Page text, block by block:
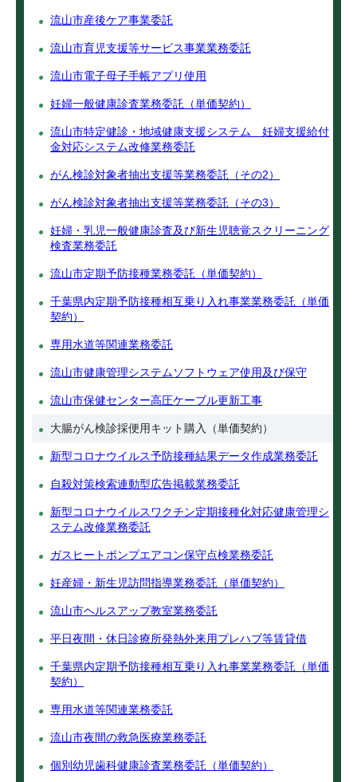
流山市産後ケア事業委託
流山市育児支援等サービス事業業務委託
流山市電子母子手帳アプリ使用
妊婦一般健康診査業務委託（単価契約）
流山市特定健診・地域健康支援システム 妊婦支援給付
金対応システム改修業務委託
がん検診対象者抽出支援等業務委託（その2）
がん検診対象者抽出支援等業務委託（その3）
妊婦・乳児一般健康診査及び新生児聴覚スクリーニング
検査業務委託
流山市定期予防接種業務委託（単価契約）
千葉県内定期予防接種相互乗り入れ事業業務委託（単価
契約）
専用水道等関連業務委託
流山市健康管理システムソフトウェア使用及び保守
流山市保健センター高圧ケーブル更新工事
大腸がん検診採便用キット購入（単価契約）
新型コロナウイルス予防接種結果データ作成業務委託
自殺対策検索連動型広告掲載業務委託
新型コロナウイルスワクチン定期接種化対応健康管理シ
ステム改修業務委託
ガスヒートポンプエアコン保守点検業務委託
妊産婦・新生児訪問指導業務委託（単価契約）
流山市ヘルスアップ教室業務委託
平日夜間・休日診療所発熱外来用プレハブ等賃貸借
千葉県内定期予防接種相互乗り入れ事業業務委託（単価
契約）
専用水道等関連業務委託
流山市夜間の救急医療業務委託
個別幼児歯科健康診査業務委託（単価契約）